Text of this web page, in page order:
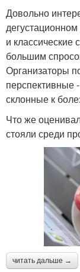
Розовые
Яблоки с
Довольно
и классические
большим
Организаторы
перспективные
склонные к
Что же
стояли среди
читать дальше →